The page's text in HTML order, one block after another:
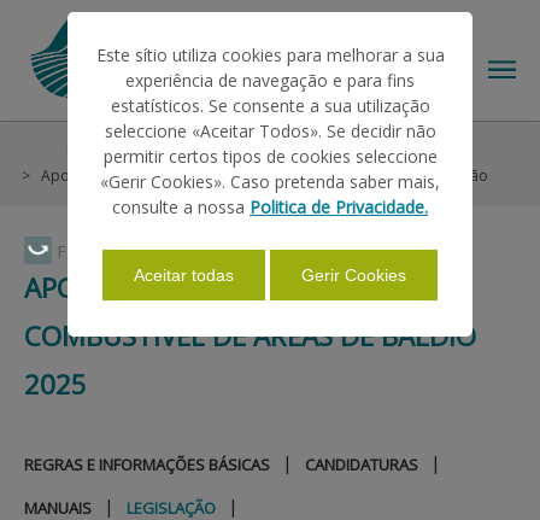
Faça Swipe para ver o menu
HELP/SUPPORT
INFORMATIONS
PAYMENTS
Help/Support
Medidas Excecionais de Apoio
Apoio à Gestão Carga Combustível de Áreas de Baldio 2025
Legislação
APOIO À GESTÃO CARGA
COMBUSTÍVEL DE ÁREAS DE BALDIO
2025
REGRAS E INFORMAÇÕES BÁSICAS | CANDIDATURAS |
MANUAIS | LEGISLAÇÃO |
Este sítio utiliza cookies para melhorar a sua
experiência de navegação e para fins
estatísticos. Se consente a sua utilização
seleccione «Aceitar Todos». Se decidir não
permitir certos tipos de cookies seleccione
«Gerir Cookies». Caso pretenda saber mais,
consulte a nossa Politica de Privacidade.
Aceitar todas Gerir Cookies